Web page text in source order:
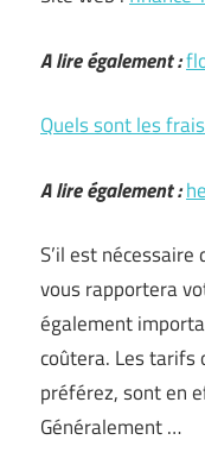
A lire également :
Quels sont les
A lire également :
S’il est
vous rapportera
également
coûtera. Les tarifs
préférez, sont en
Généralement …